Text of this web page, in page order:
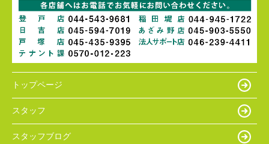
トップページ
スタッフ
スタッフブログ